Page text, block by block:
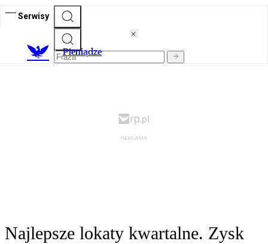
Serwisy
Pieniądze
Najlepsze lokaty kwartalne. Zysk